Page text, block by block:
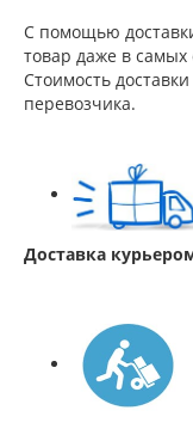
С помощью
товар даже в самых
Стоимость
перевозчика.
Доставка